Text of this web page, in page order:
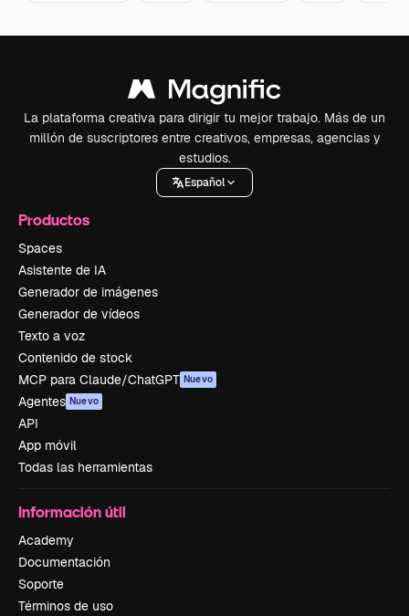
La plataforma creativa para dirigir tu mejor trabajo. Más de un
millón de suscriptores entre creativos, empresas, agencias y
estudios.
Español
Productos
Spaces
Asistente de IA
Generador de imágenes
Generador de vídeos
Texto a voz
Contenido de stock
MCP para Claude/ChatGPT Nuevo
Agentes Nuevo
API
App móvil
Todas las herramientas
Información útil
Academy
Documentación
Soporte
Términos de uso